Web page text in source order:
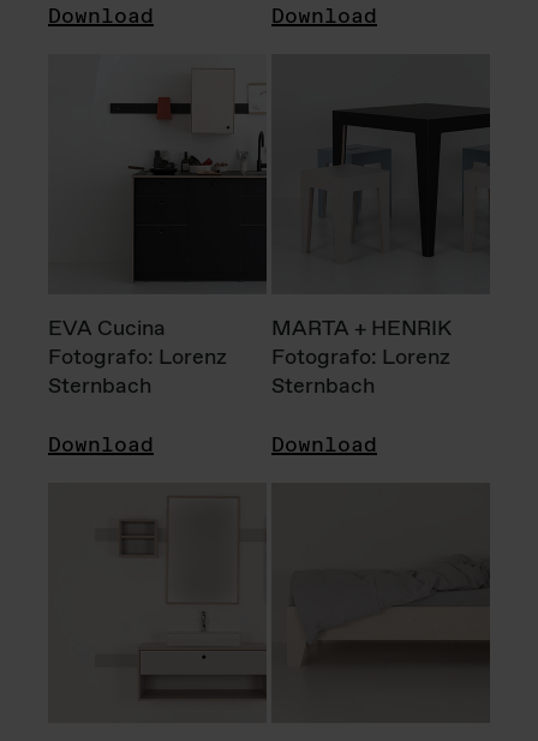
Download Download
EVA Cucina
Fotografo: Lorenz
Sternbach
Download
MARTA + HENRIK
Fotografo: Lorenz
Sternbach
Download